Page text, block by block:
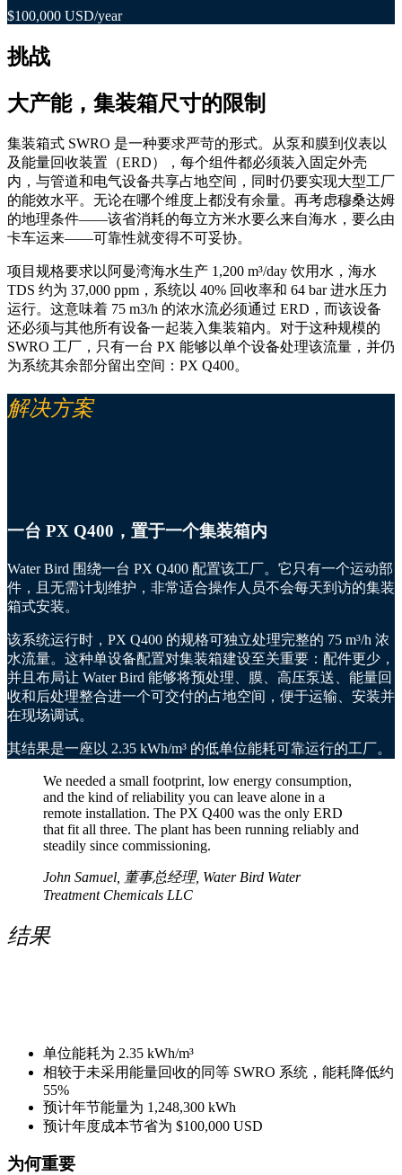
$100,000 USD/year
挑战
大产能，集装箱尺寸的限制
集装箱式 SWRO 是一种要求严苛的形式。从泵和膜到仪表以
及能量回收装置（ERD），每个组件都必须装入固定外壳
内，与管道和电气设备共享占地空间，同时仍要实现大型工厂
的能效水平。无论在哪个维度上都没有余量。再考虑穆桑达姆
的地理条件——该省消耗的每立方米水要么来自海水，要么由
卡车运来——可靠性就变得不可妥协。
项目规格要求以阿曼湾海水生产 1,200 m³/day 饮用水，海水
TDS 约为 37,000 ppm，系统以 40% 回收率和 64 bar 进水压力
运行。这意味着 75 m3/h 的浓水流必须通过 ERD，而该设备
还必须与其他所有设备一起装入集装箱内。对于这种规模的
SWRO 工厂，只有一台 PX 能够以单个设备处理该流量，并仍
为系统其余部分留出空间：PX Q400。
解决方案
一台 PX Q400，置于一个集装箱内
Water Bird 围绕一台 PX Q400 配置该工厂。它只有一个运动部
件，且无需计划维护，非常适合操作人员不会每天到访的集装
箱式安装。
该系统运行时，PX Q400 的规格可独立处理完整的 75 m³/h 浓
水流量。这种单设备配置对集装箱建设至关重要：配件更少，
并且布局让 Water Bird 能够将预处理、膜、高压泵送、能量回
收和后处理整合进一个可交付的占地空间，便于运输、安装并
在现场调试。
其结果是一座以 2.35 kWh/m³ 的低单位能耗可靠运行的工厂。
We needed a small footprint, low energy consumption,
and the kind of reliability you can leave alone in a
remote installation. The PX Q400 was the only ERD
that fit all three. The plant has been running reliably and
steadily since commissioning.
John Samuel, 董事总经理, Water Bird Water
Treatment Chemicals LLC
结果
单位能耗为 2.35 kWh/m³
相较于未采用能量回收的同等 SWRO 系统，能耗降低约
55%
预计年节能量为 1,248,300 kWh
预计年度成本节省为 $100,000 USD
为何重要